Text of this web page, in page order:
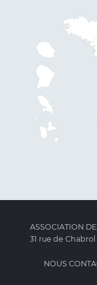
ASSOCIATION
31 rue de Chabrol
NOUS